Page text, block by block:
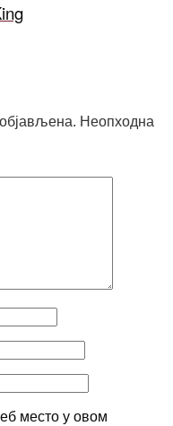
Неопходна
место у овом